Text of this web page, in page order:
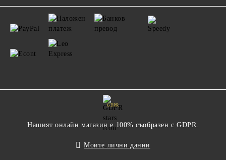
GDPR
Нашият онлайн магазин е 100% съобразен с GDPR.
Моите лични данни